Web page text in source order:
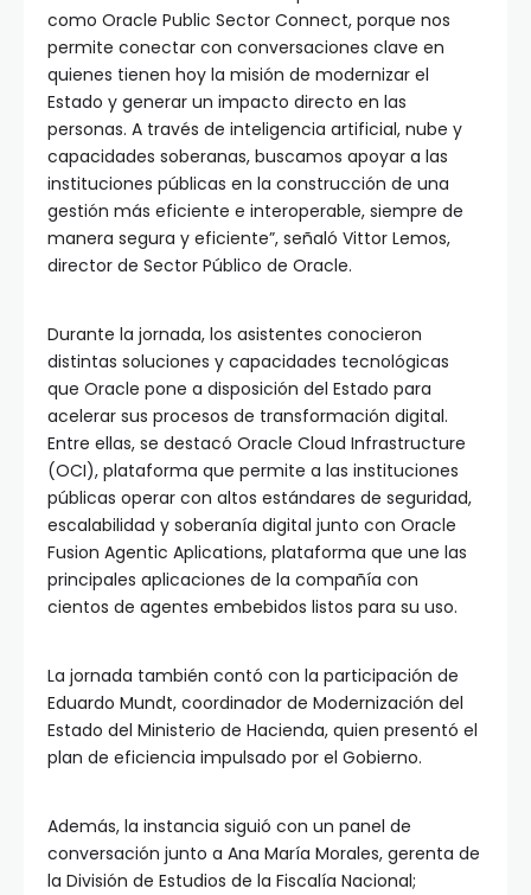
como Oracle Public Sector Connect, porque nos
permite conectar con conversaciones clave en
quienes tienen hoy la misión de modernizar el
Estado y generar un impacto directo en las
personas. A través de inteligencia artificial, nube y
capacidades soberanas, buscamos apoyar a las
instituciones públicas en la construcción de una
gestión más eficiente e interoperable, siempre de
manera segura y eficiente”, señaló Vittor Lemos,
director de Sector Público de Oracle.
Durante la jornada, los asistentes conocieron
distintas soluciones y capacidades tecnológicas
que Oracle pone a disposición del Estado para
acelerar sus procesos de transformación digital.
Entre ellas, se destacó Oracle Cloud Infrastructure
(OCI), plataforma que permite a las instituciones
públicas operar con altos estándares de seguridad,
escalabilidad y soberanía digital junto con Oracle
Fusion Agentic Aplications, plataforma que une las
principales aplicaciones de la compañía con
cientos de agentes embebidos listos para su uso.
La jornada también contó con la participación de
Eduardo Mundt, coordinador de Modernización del
Estado del Ministerio de Hacienda, quien presentó el
plan de eficiencia impulsado por el Gobierno.
Además, la instancia siguió con un panel de
conversación junto a Ana María Morales, gerenta de
la División de Estudios de la Fiscalía Nacional;